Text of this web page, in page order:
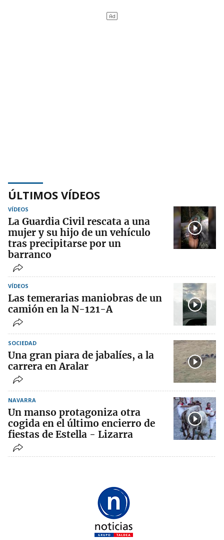
ÚLTIMOS VÍDEOS
VÍDEOS
La Guardia Civil rescata a una
mujer y su hijo de un vehículo
tras precipitarse por un
barranco
VÍDEOS
Las temerarias maniobras de un
camión en la N-121-A
SOCIEDAD
Una gran piara de jabalíes, a la
carrera en Aralar
NAVARRA
Un manso protagoniza otra
cogida en el último encierro de
fiestas de Estella - Lizarra